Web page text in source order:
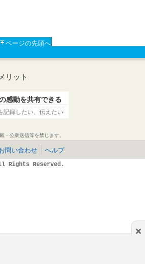
×
ページの先頭へ
リット
感動を共有できる
記録したい、伝えたい
公衆送信等を禁じます。
問い合わせ ヘルプ
Rights Reserved.